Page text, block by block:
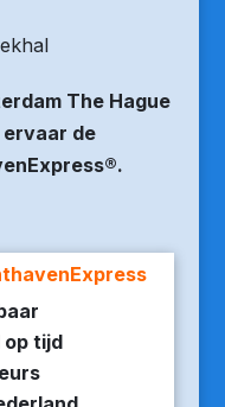
The Hague
de
op tijd